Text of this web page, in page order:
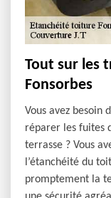
Tout sur les
Fonsorbes
Vous avez besoin
réparer les fuites
terrasse ? Vous
l’étanchéité du
promptement la